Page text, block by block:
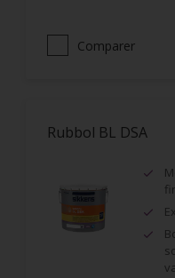
Comparer
Rubbol BL DSA